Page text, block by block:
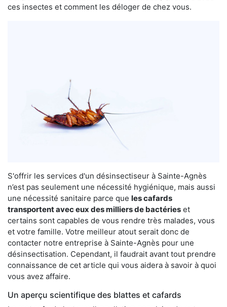
ces insectes et comment les déloger de chez vous.
S'offrir les services d'un désinsectiseur à Sainte-Agnès
n’est pas seulement une nécessité hygiénique, mais aussi
une nécessité sanitaire parce que les cafards
transportent avec eux des milliers de bactéries et
certains sont capables de vous rendre très malades, vous
et votre famille. Votre meilleur atout serait donc de
contacter notre entreprise à Sainte-Agnès pour une
désinsectisation. Cependant, il faudrait avant tout prendre
connaissance de cet article qui vous aidera à savoir à quoi
vous avez affaire.
Un aperçu scientifique des blattes et cafards